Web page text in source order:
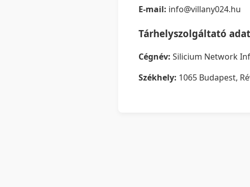
E-mail: info@villany024.hu
Tárhelyszolgáltató
Cégnév: Silicium Network
Székhely: 1065 Budapest,